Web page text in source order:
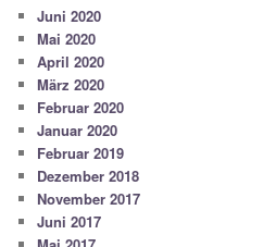
Juni 2020
Mai 2020
April 2020
März 2020
Februar 2020
Januar 2020
Februar 2019
Dezember 2018
November 2017
Juni 2017